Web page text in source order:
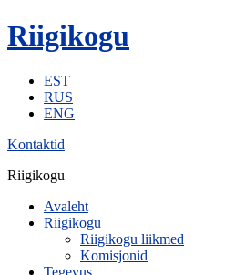
Riigikogu
EST
RUS
ENG
Kontaktid
Riigikogu
Avaleht
Riigikogu
Riigikogu liikmed
Komisjonid
Tegevus